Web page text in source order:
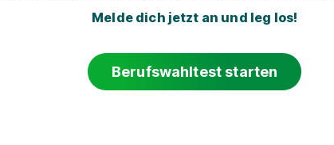
Melde dich jetzt an und leg los!
Berufswahltest starten